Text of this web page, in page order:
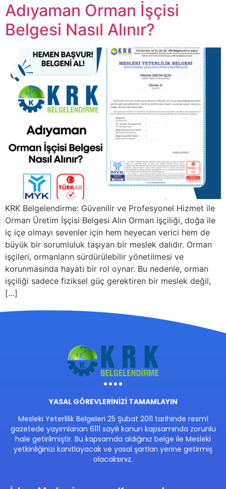
Adıyaman Orman İşçisi
Belgesi Nasıl Alınır?
KRK Belgelendirme: Güvenilir ve Profesyonel Hizmet ile
Orman Üretim İşçisi Belgesi Alın Orman işçiliği, doğa ile
iç içe olmayı sevenler için hem heyecan verici hem de
büyük bir sorumluluk taşıyan bir meslek dalıdır. Orman
işçileri, ormanların sürdürülebilir yönetilmesi ve
korunmasında hayati bir rol oynar. Bu nedenle, orman
işçiliği sadece fiziksel güç gerektiren bir meslek değil,
[…]
YASAL GÖREVLERİNİZİ TAMAMLAYIN
Mesleki Yeterlilik Belgeleri 25 Şubat 2011 tarihinde resmî
gazetede yayımlanan 6111 sayılı kanun kapsamında zorunlu
hale getirilmiştir. Bu kapsamda aldığınız belge ile Mesleki
yetkinliğinizi kanıtlayacak ve yasal şartları yerine getirmiş
olacaksınız.